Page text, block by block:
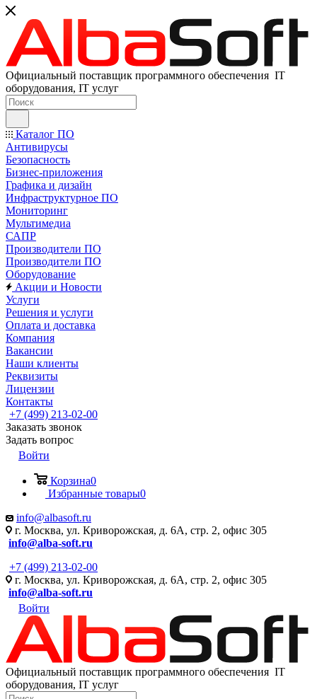
Официальный поставщик программного обеспечения IT
оборудования, IT услуг
Каталог ПО
Антивирусы
Безопасность
Бизнес-приложения
Графика и дизайн
Инфраструктурное ПО
Мониторинг
Мультимедиа
САПР
Производители ПО
Производители ПО
Оборудование
Акции и Новости
Услуги
Решения и услуги
Оплата и доставка
Компания
Вакансии
Наши клиенты
Реквизиты
Лицензии
Контакты
+7 (499) 213-02-00
Заказать звонок
Задать вопрос
Войти
Корзина0
Избранные товары0
info@albasoft.ru
г. Москва, ул. Криворожская, д. 6А, стр. 2, офис 305
info@alba-soft.ru
+7 (499) 213-02-00
г. Москва, ул. Криворожская, д. 6А, стр. 2, офис 305
info@alba-soft.ru
Войти
Официальный поставщик программного обеспечения IT
оборудования, IT услуг